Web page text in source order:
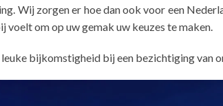
Wij zorgen er hoe dan ook voor een
voelt om op uw gemak uw keuzes te maken.
leuke bijkomstigheid bij een bezichtiging van